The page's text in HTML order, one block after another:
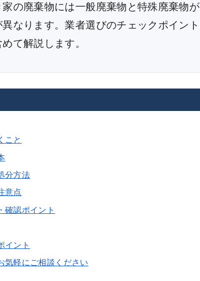
家の廃棄物には一般廃棄物と特殊廃棄物が
なります。業者選びのチェックポイント
て解説します。
こと
分方法
意点
確認ポイント
イント
気軽にご相談ください